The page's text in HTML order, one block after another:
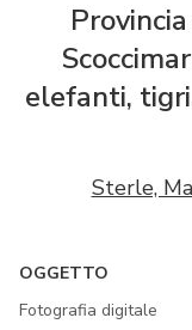
elefanti,
Sterle,
OGGETTO
Fotografia digitale